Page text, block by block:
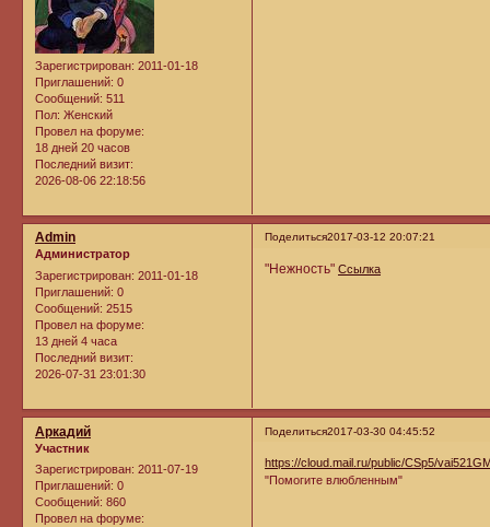
Зарегистрирован: 2011-01-18
Приглашений: 0
Сообщений: 511
Пол: Женский
Провел на форуме:
18 дней 20 часов
Последний визит:
2026-08-06 22:18:56
Поделиться2017-03-12 20:07:21
Admin
Администратор
Зарегистрирован: 2011-01-18
Приглашений: 0
Сообщений: 2515
Провел на форуме:
13 дней 4 часа
Последний визит:
2026-07-31 23:01:30
"Нежность" Ссылка
Поделиться2017-03-30 04:45:52
Аркадий
Участник
Зарегистрирован: 2011-07-19
Приглашений: 0
Сообщений: 860
Провел на форуме:
https://cloud.mail.ru/public/CSp5/
"Помогите влюбленным"